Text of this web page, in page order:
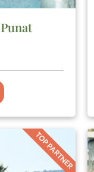
TOP PARTNER